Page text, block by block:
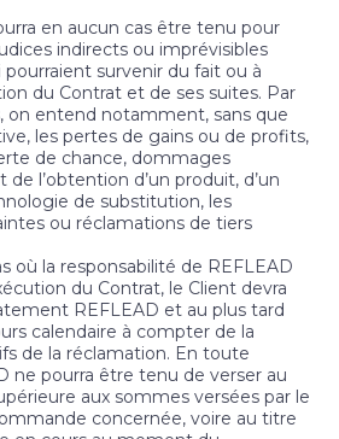
en aucun cas être tenu pour
indirects ou imprévisibles
pourraient survenir du fait ou à
du Contrat et de ses suites. Par
on entend notamment, sans que
les pertes de gains ou de profits,
de chance, dommages
l’obtention d’un produit, d’un
de substitution, les
ou réclamations de tiers
où la responsabilité de REFLEAD
du Contrat, le Client devra
REFLEAD et au plus tard
calendaire à compter de la
de la réclamation. En toute
ne pourra être tenu de verser au
aux sommes versées par le
concernée, voire au titre